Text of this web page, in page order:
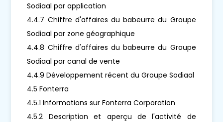
Sodiaal par application
4.4.7 Chiffre d'affaires du babeurre du Groupe
Sodiaal par zone géographique
4.4.8 Chiffre d'affaires du babeurre du Groupe
Sodiaal par canal de vente
4.4.9 Développement récent du Groupe Sodiaal
4.5 Fonterra
4.5.1 Informations sur Fonterra Corporation
4.5.2 Description et aperçu de l'activité de